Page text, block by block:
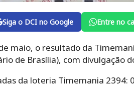
Siga o DCI no Google Entre no
maio, o resultado da
de Brasília), com divulgação
da loteria Timemania